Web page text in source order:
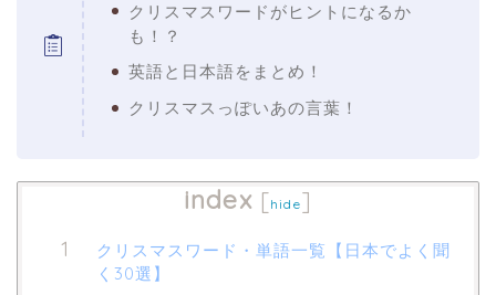
クリスマスワードがヒントになるか
も！？
英語と日本語をまとめ！
クリスマスっぽいあの言葉！
index [hide]
クリスマスワード・単語一覧【日本でよく聞
く30選】